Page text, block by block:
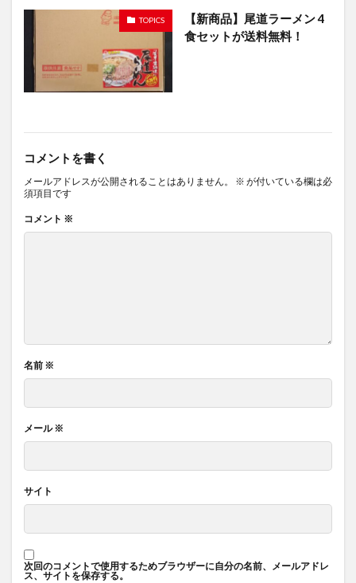
TOPICS
【新商品】尾道ラーメン 4
食セットが送料無料！
コメントを書く
メールアドレスが公開されることはありません。 ※ が付いている欄は必
須項目です
コメント ※
名前 ※
メール※
サイト
次回のコメントで使用するためブラウザーに自分の名前、メールアドレ
ス、サイトを保存する。